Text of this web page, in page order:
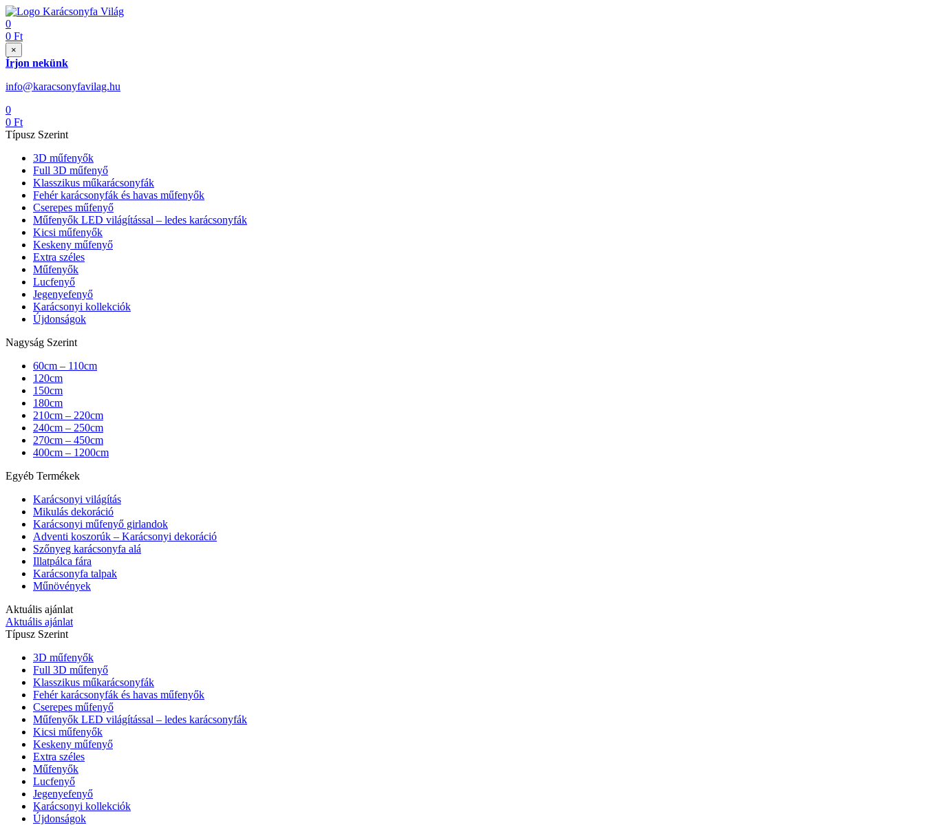
0
0 Ft
×
Írjon nekünk
info@karacsonyfavilag.hu
0
0 Ft
Típusz Szerint
3D műfenyők
Full 3D műfenyő
Klasszikus műkarácsonyfák
Fehér karácsonyfák és havas műfenyők
Cserepes műfenyő
Műfenyők LED világítással – ledes karácsonyfák
Kicsi műfenyők
Keskeny műfenyő
Extra széles
Műfenyők
Lucfenyő
Jegenyefenyő
Karácsonyi kollekciók
Újdonságok
Nagyság Szerint
60cm – 110cm
120cm
150cm
180cm
210cm – 220cm
240cm – 250cm
270cm – 450cm
400cm – 1200cm
Egyéb Termékek
Karácsonyi világítás
Mikulás dekoráció
Karácsonyi műfenyő girlandok
Adventi koszorúk – Karácsonyi dekoráció
Szőnyeg karácsonyfa alá
Illatpálca fára
Karácsonyfa talpak
Műnövények
Aktuális ajánlat
Aktuális ajánlat
Típusz Szerint
3D műfenyők
Full 3D műfenyő
Klasszikus műkarácsonyfák
Fehér karácsonyfák és havas műfenyők
Cserepes műfenyő
Műfenyők LED világítással – ledes karácsonyfák
Kicsi műfenyők
Keskeny műfenyő
Extra széles
Műfenyők
Lucfenyő
Jegenyefenyő
Karácsonyi kollekciók
Újdonságok